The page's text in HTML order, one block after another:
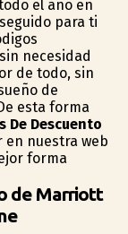
el año en
para ti
necesidad
de todo, sin
de
esta forma
De Descuento
nuestra web
forma
de Marriott